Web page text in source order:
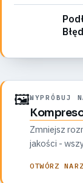
🖼️WYPRÓBUJ
Zmniejsz
jakości -
OTWÓRZ